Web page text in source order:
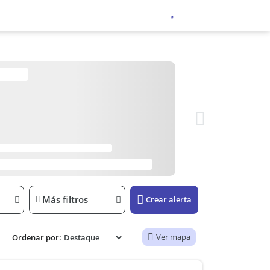
Más filtros Crear alerta
Ordenar por: Ver mapa